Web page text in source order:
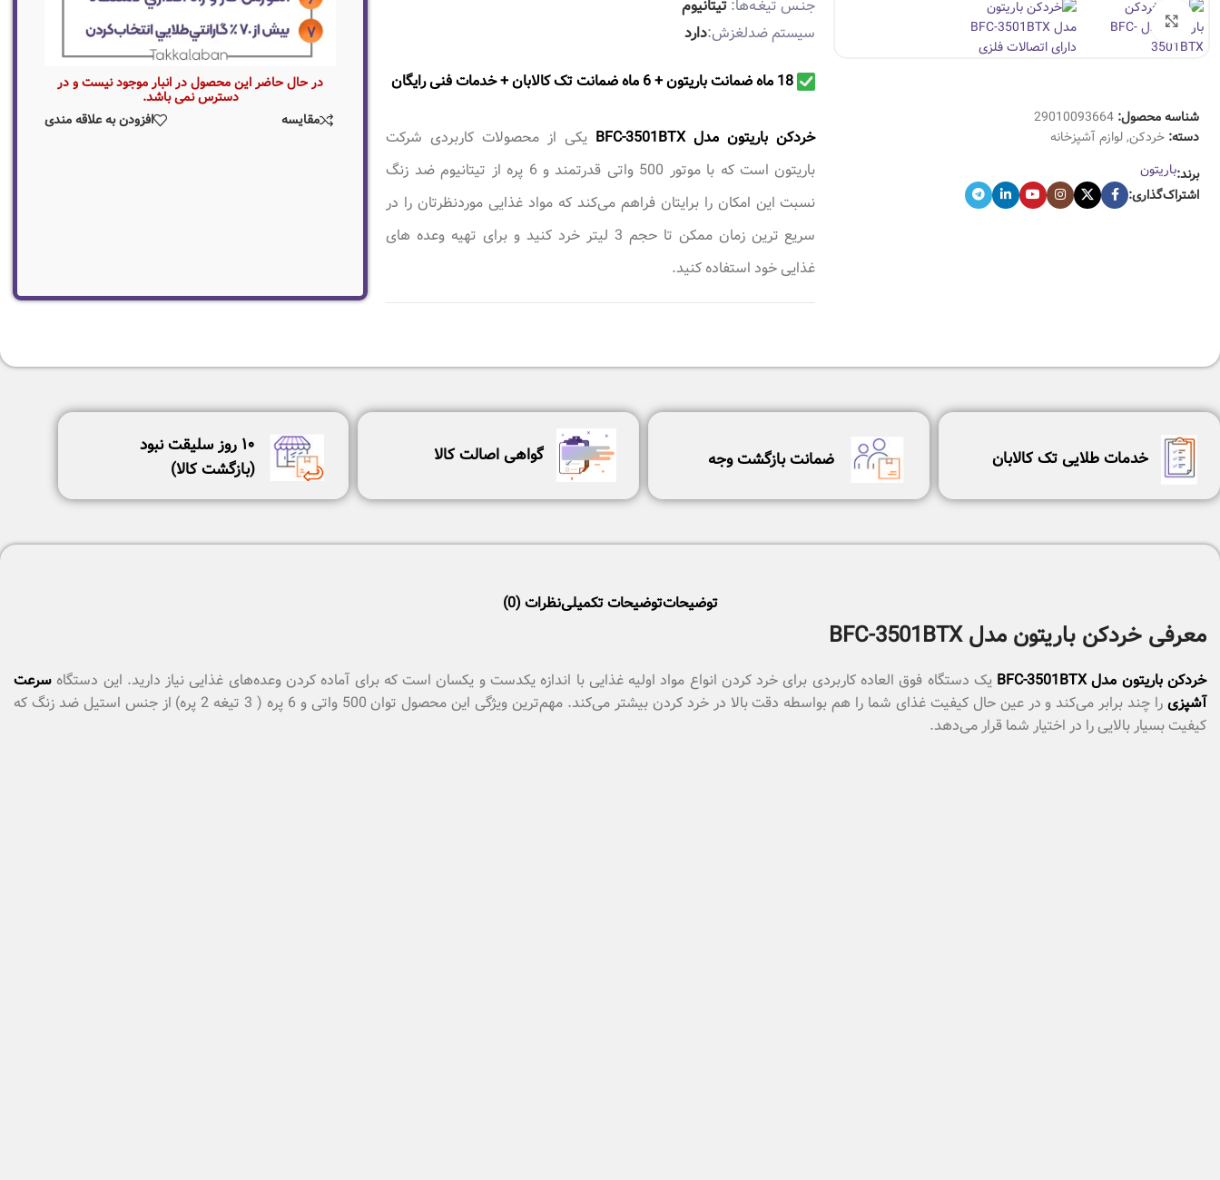
بزرگنمایی تصویر
شناسه محصول: 29010093664
دسته: خردکن,لوازم آشپزخانه
برند:باریتون
اشتراک‌گذاری:
جنـس تیغـه‌ها: تیتانیوم
سیستم ضدلغزش:دارد
18 ماه ضمانت باریتون + 6 ماه ضمانت تک کالابان + خدمات فنی رايگان
خردکن باریتون مدل BFC-3501BTX
یکی از محصولات کاربردی شرکت
باریتون است که با موتور 500 واتی قدرتمند و 6 پره از تیتانیوم ضد زنگ
نسبت این امکان را برایتان فراهم می‌کند که مواد غذایی موردنظرتان را در
سریع ترین زمان ممکن تا حجم 3 لیتر خرد کنید و برای تهیه وعده های
غذایی خود استفاده کنید.
در حال حاضر این محصول در انبار موجود نیست و در
دسترس نمی باشد.
مقایسه
افزودن به علاقه مندی
خدمات طلایی تک کالابان ضمانت بازگشت وجه گواهی اصالت کالا
١٠ روز سليقت نبود
(بازگشت كالا)
توضیحاتتوضیحات تکمیلینظرات (0)
معرفی خردکن باریتون مدل BFC-3501BTX
خردکن باریتون مدل BFC-3501BTX یک دستگاه فوق العاده کاربردی برای خرد کردن انواع مواد اولیه غذایی با اندازه یکدست و یکسان است که برای آماده کردن وعده‌های غذایی نیاز دارید. این دستگاه سرعت
آشپزی
را چند برابر می‌کند و در عین حال کیفیت غذای شما را هم بواسطه دقت بالا در خرد کردن بیشتر می‌کند. مهم‌ترین ویژگی این محصول توان 500 واتی و 6 پره ( 3 تیغه 2 پره) از جنس استیل ضد زنگ که
کیفیت بسیار بالایی را در اختیار شما قرار می‌دهد.